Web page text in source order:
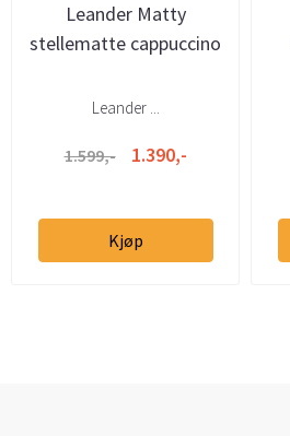
Leander Matty
stellematte cappuccino
Leander ...
1.599,- 1.390,-
Kjøp